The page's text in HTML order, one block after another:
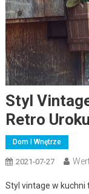
Styl
Retro
Dom I Wnętrze
2021-07-27
Styl vintage w kuchni